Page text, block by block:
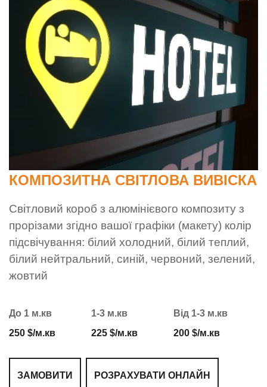
КОМПОЗИТНА СВІТЛОВА ВИВІСКА
Світловий короб з алюмінієвого композиту з
прорізами згідно вашої графіки (макету) колір
підсвічування: білий холодний, білий теплий,
білий нейтральний, синій, червоний, зелений,
жовтий
До 1 м.кв
250 $/м.кв
1-3 м.кв
225 $/м.кв
Від 1-3 м.кв
200 $/м.кв
ЗАМОВИТИ РОЗРАХУВАТИ ОНЛАЙН